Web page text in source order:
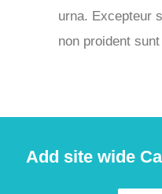
urna. Excepteur
non proident
Add site wide